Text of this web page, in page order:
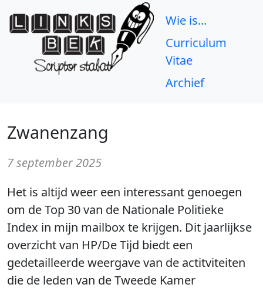
Wie is...
Curriculum
Vitae
Archief
Zwanenzang
7 september 2025
Het is altijd weer een interessant genoegen
om de Top 30 van de Nationale Politieke
Index in mijn mailbox te krijgen. Dit jaarlijkse
overzicht van HP/De Tijd biedt een
gedetailleerde weergave van de actitviteiten
die de leden van de Tweede Kamer